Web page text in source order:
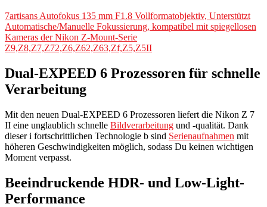
7artisans Autofokus 135 mm F1.8 Vollformatobjektiv, Unterstützt
Automatische/Manuelle Fokussierung, kompatibel mit spiegellosen
Kameras der Nikon Z-Mount-Serie
Z9,Z8,Z7,Z72,Z6,Z62,Z63,Zf,Z5,Z5II
Dual-EXPEED 6 Prozessoren für schnelle
Verarbeitung
Mit den neuen Dual-EXPEED 6 Prozessoren liefert die Nikon Z 7
II eine unglaublich schnelle Bildverarbeitung und -qualität. Dank
dieser i fortschrittlichen Technologie b sind Serienaufnahmen mit
höheren Geschwindigkeiten möglich, sodass Du keinen wichtigen
Moment verpasst.
Beeindruckende HDR- und Low-Light-
Performance